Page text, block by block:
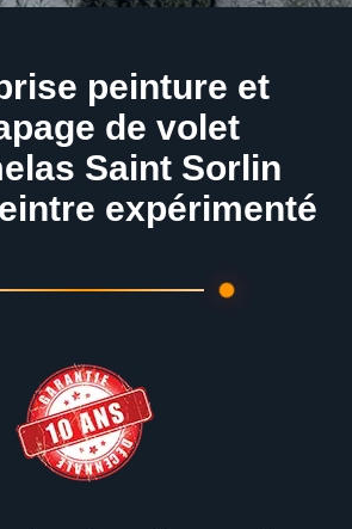
peinture et
de volet
Saint Sorlin
expérimenté